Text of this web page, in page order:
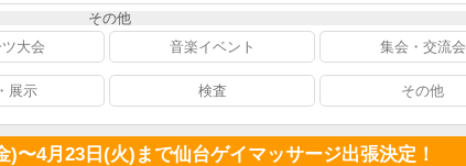
その他
大会 音楽イベント 集会・交流会
展示 検査 その他
)〜4月23日(火)まで仙台ゲイマッサージ出張決定！